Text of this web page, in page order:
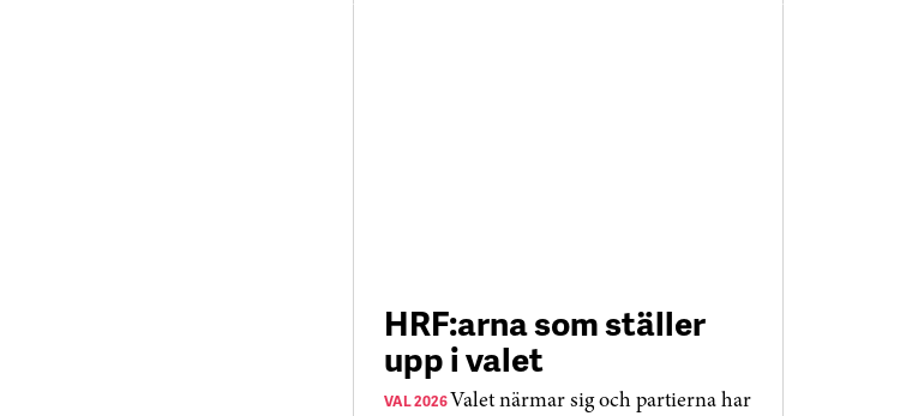
HRF:arna som ställer
upp i valet
VAL 2026Valet närmar sig och partierna har